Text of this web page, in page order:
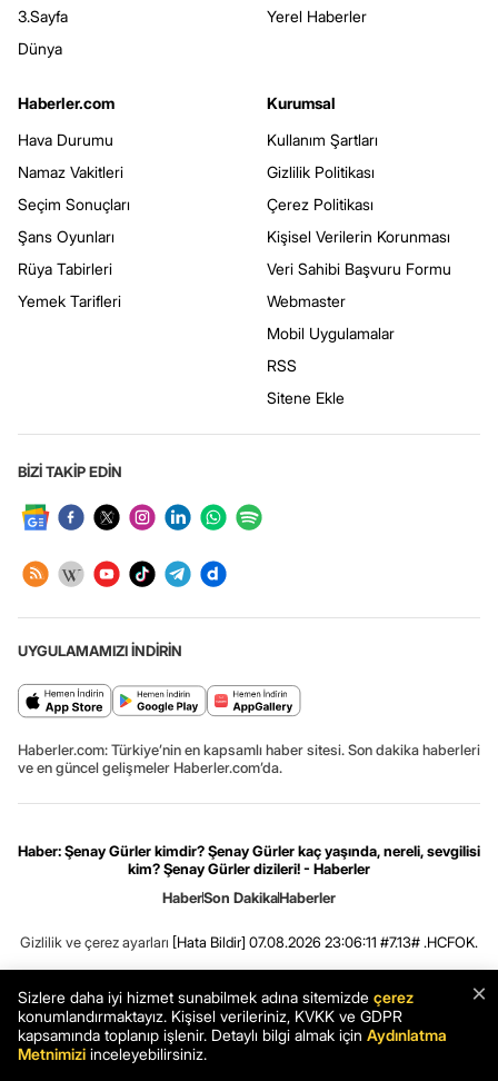
3.Sayfa
Dünya
Yerel Haberler
Haberler.com
Hava Durumu
Namaz Vakitleri
Seçim Sonuçları
Şans Oyunları
Rüya Tabirleri
Yemek Tarifleri
Kurumsal
Kullanım Şartları
Gizlilik Politikası
Çerez Politikası
Kişisel Verilerin Korunması
Veri Sahibi Başvuru Formu
Webmaster
Mobil Uygulamalar
RSS
Sitene Ekle
BİZİ TAKİP EDİN
UYGULAMAMIZI İNDİRİN
Haberler.com: Türkiye’nin en kapsamlı haber sitesi. Son dakika haberleri
ve en güncel gelişmeler Haberler.com’da.
Haber: Şenay Gürler kimdir? Şenay Gürler kaç yaşında, nereli, sevgilisi
kim? Şenay Gürler dizileri! - Haberler
HaberSon DakikaHaberler
Gizlilik ve çerez ayarları [Hata Bildir] 07.08.2026 23:06:11 #7.13# .HCFOK.
×
Sizlere daha iyi hizmet sunabilmek adına sitemizde çerez
konumlandırmaktayız. Kişisel verileriniz, KVKK ve GDPR
kapsamında toplanıp işlenir. Detaylı bilgi almak için Aydınlatma
Metnimizi inceleyebilirsiniz.